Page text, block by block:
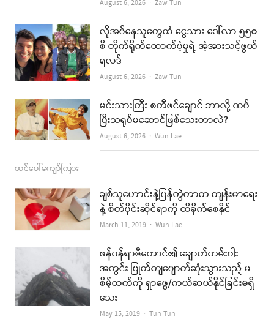
k
a
m
e
August 6, 2026 Zaw Tun
လိုအပ်နေသူတွေထံ ငွေသား ဒေါ်လာ ၅၅၀
စီ တိုက်ရိုက်ထောက်ပံ့မှုရဲ့ အံ့အားသင့်ဖွယ်
ရလဒ်
August 6, 2026 Author
Zaw Tun
မင်းသားကြီး စတီဖင်ချောင် ဘာလို့ ထပ်
ပြီးသရုပ်မဆောင်ဖြစ်သေးတာလဲ?
August 6, 2026 Author
Wun Lae
ထင်ပေါ်ကျော်ကြား
ချစ်သူဟောင်းနဲ့ပြန်တွဲတာက ကျန်းမာရေး
နဲ့ စိတ်ပိုင်းဆိုင်ရာကို ထိခိုက်စေနိုင်
March 11, 2019 Author
Wun Lae
ဖန်ဂန်ရာဇီတောင်၏ ချောက်ကမ်းပါး
အတွင်း ပြုတ်ကျပျောက်ဆုံးသွားသည့် မ
စိမ့်ထက်ကို ရှာဖွေ/ကယ်ဆယ်နိုင်ခြင်းမရှိ
သေး
May 15, 2019 Author
Tun Tun